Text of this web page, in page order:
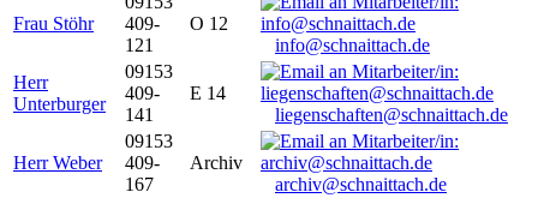
Frau Stöhr
409-
121
O 12
info@schnaittach.de
Herr
Unterburger
09153
409-
141
E 14
liegenschaften@schnaittach.de
Herr Weber
09153
409-
167
Archiv
archiv@schnaittach.de